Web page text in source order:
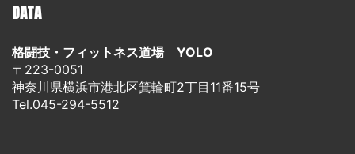
DATA
格闘技・フィットネス道場 YOLO
〒223-0051
神奈川県横浜市港北区箕輪町2丁目11番15号
Tel.045-294-5512